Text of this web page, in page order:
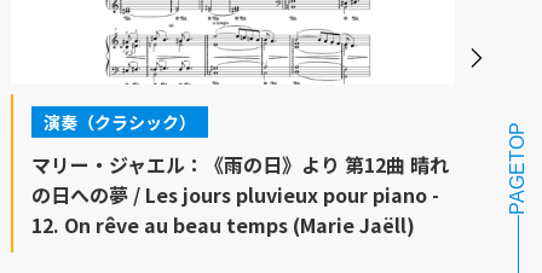
演奏（クラシック）
マリー・ジャエル：《雨の日》より 第12曲 晴れ
の日への夢 / Les jours pluvieux pour piano -
12. On rêve au beau temps (Marie Jaëll)
PAGETOP